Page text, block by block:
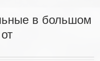
в большом